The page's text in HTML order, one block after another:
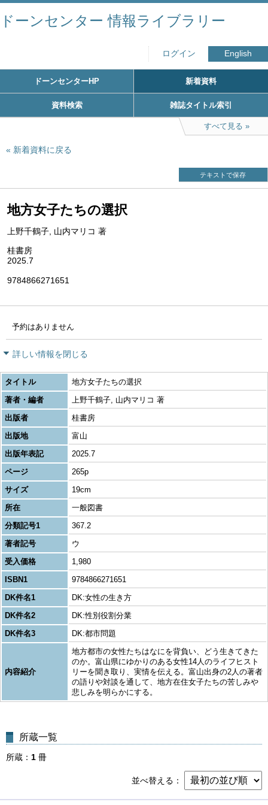
ドーンセンター 情報ライブラリー
ログイン English
ドーンセンターHP 新着資料
資料検索 雑誌タイトル索引
すべて見る
新着資料に戻る
テキストで保存
地方女子たちの選択
上野千鶴子, 山内マリコ 著
桂書房
2025.7
9784866271651
予約はありません
詳しい情報を閉じる
タイトル
地方女子たちの選択
著者・編者
上野千鶴子, 山内マリコ 著
出版者
桂書房
出版地
富山
出版年表記
2025.7
ページ
265p
サイズ
19cm
所在
一般図書
分類記号1
367.2
著者記号
ウ
受入価格
1,980
ISBN1
9784866271651
DK件名1
DK:女性の生き方
DK件名2
DK:性別役割分業
DK件名3
DK:都市問題
内容紹介
地方都市の女性たちはなにを背負い、どう生きてきた
のか。富山県にゆかりのある女性14人のライフヒスト
リーを聞き取り、実情を伝える。富山出身の2人の著者
の語りや対談を通して、地方在住女子たちの苦しみや
悲しみを明らかにする。
所蔵一覧
所蔵 1 冊
並べ替える